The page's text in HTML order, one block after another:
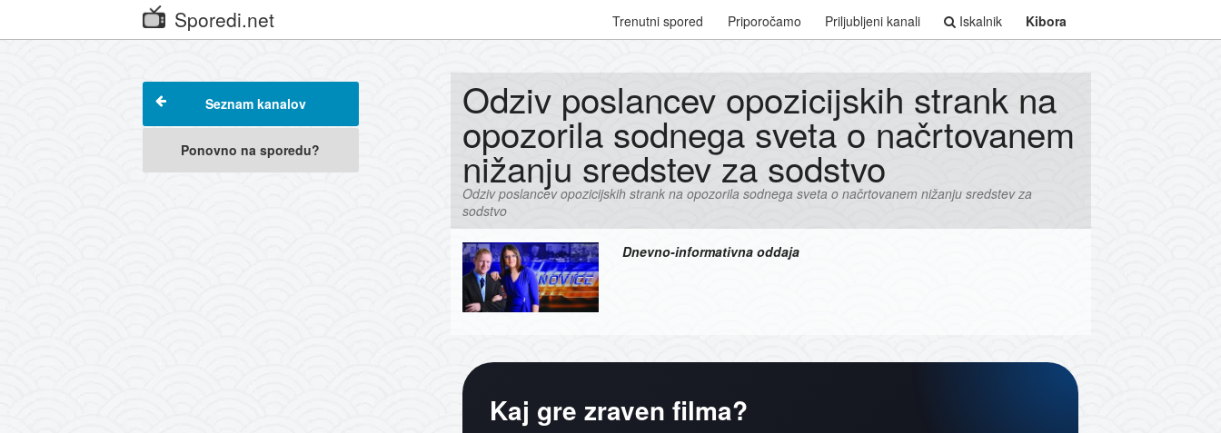
Sporedi.net Trenutni spored Priporočamo Priljubljeni kanali Iskalnik Kibora
Seznam kanalov
Ponovno na sporedu?
Odziv poslancev opozicijskih strank na
opozorila sodnega sveta o načrtovanem
nižanju sredstev za sodstvo
Odziv poslancev opozicijskih strank na opozorila sodnega sveta o načrtovanem nižanju sredstev za
sodstvo
Dnevno-informativna oddaja
Kaj gre zraven filma?